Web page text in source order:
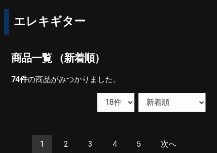
エレキギター
商品一覧 （新着順）
74件の商品がみつかりました。
1 2 3 4 5 次へ